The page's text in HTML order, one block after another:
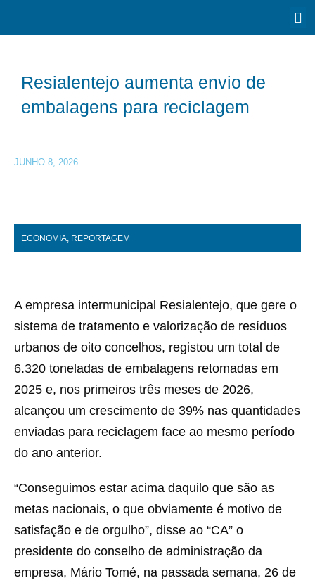
Resialentejo aumenta envio de
embalagens para reciclagem
JUNHO 8, 2026
ECONOMIA, REPORTAGEM
A empresa intermunicipal Resialentejo, que gere o
sistema de tratamento e valorização de resíduos
urbanos de oito concelhos, registou um total de
6.320 toneladas de embalagens retomadas em
2025 e, nos primeiros três meses de 2026,
alcançou um crescimento de 39% nas quantidades
enviadas para reciclagem face ao mesmo período
do ano anterior.
“Conseguimos estar acima daquilo que são as
metas nacionais, o que obviamente é motivo de
satisfação e de orgulho”, disse ao “CA” o
presidente do conselho de administração da
empresa, Mário Tomé, na passada semana, 26 de